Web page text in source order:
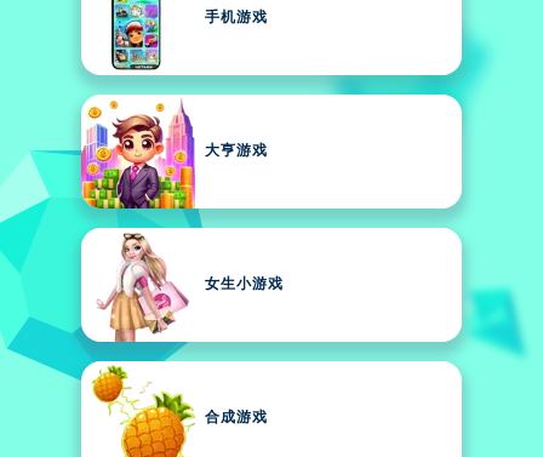
手机游戏
大亨游戏
女生小游戏
合成游戏